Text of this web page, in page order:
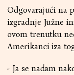
Odgovarajući na
izgradnje Južne
ovom trenutku
Amerikanci iza
- Ja se nadam